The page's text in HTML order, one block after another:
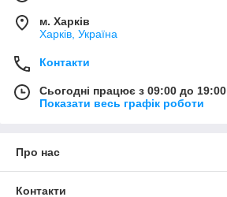
м. Харків
Харків, Україна
Контакти
Сьогодні працює з 09:00 до 19:00
Показати весь графік роботи
Про нас
Контакти